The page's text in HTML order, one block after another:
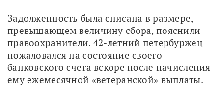
Задолженность была списана в размере,
превышающем величину сбора, пояснили
правоохранители. 42-летний петербуржец
пожаловался на состояние своего
банковского счета вскоре после начисления
ему ежемесячной «ветеранской» выплаты.